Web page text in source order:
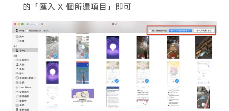
的「匯入 X 個所選項目」即可